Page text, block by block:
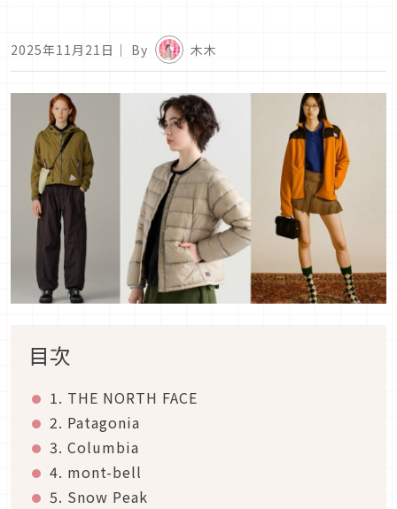
2025年11月21日 ｜ By 木木
目次
1. THE NORTH FACE
2. Patagonia
3. Columbia
4. mont-bell
5. Snow Peak